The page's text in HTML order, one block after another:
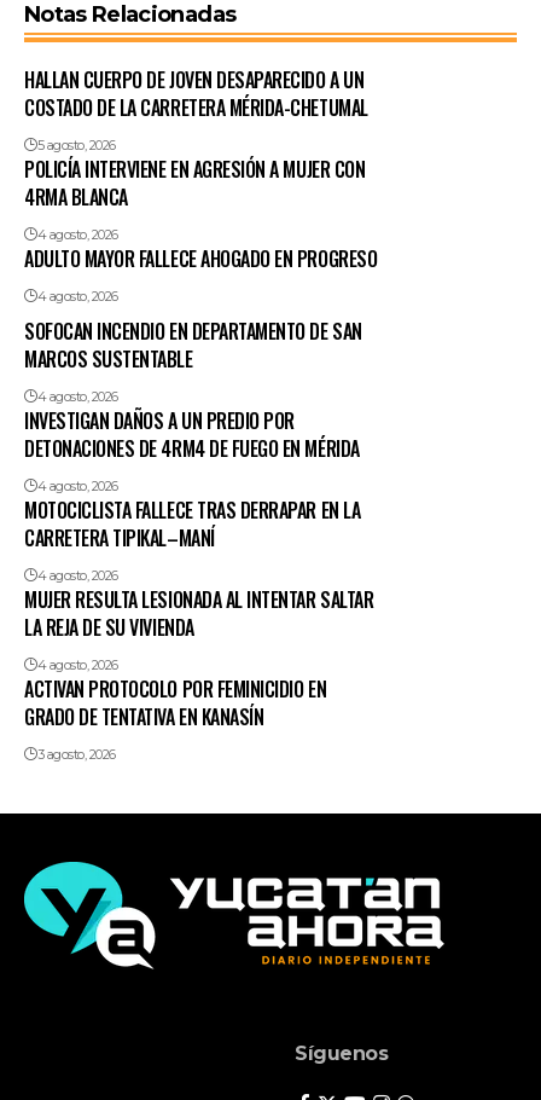
Notas Relacionadas
HALLAN CUERPO DE JOVEN DESAPARECIDO A UN
COSTADO DE LA CARRETERA MÉRIDA-CHETUMAL
5 agosto, 2026
POLICÍA INTERVIENE EN AGRESIÓN A MUJER CON
4RMA BLANCA
4 agosto, 2026
ADULTO MAYOR FALLECE AHOGADO EN PROGRESO
4 agosto, 2026
SOFOCAN INCENDIO EN DEPARTAMENTO DE SAN
MARCOS SUSTENTABLE
4 agosto, 2026
INVESTIGAN DAÑOS A UN PREDIO POR
DETONACIONES DE 4RM4 DE FUEGO EN MÉRIDA
4 agosto, 2026
MOTOCICLISTA FALLECE TRAS DERRAPAR EN LA
CARRETERA TIPIKAL–MANÍ
4 agosto, 2026
MUJER RESULTA LESIONADA AL INTENTAR SALTAR
LA REJA DE SU VIVIENDA
4 agosto, 2026
ACTIVAN PROTOCOLO POR FEMINICIDIO EN
GRADO DE TENTATIVA EN KANASÍN
3 agosto, 2026
Síguenos